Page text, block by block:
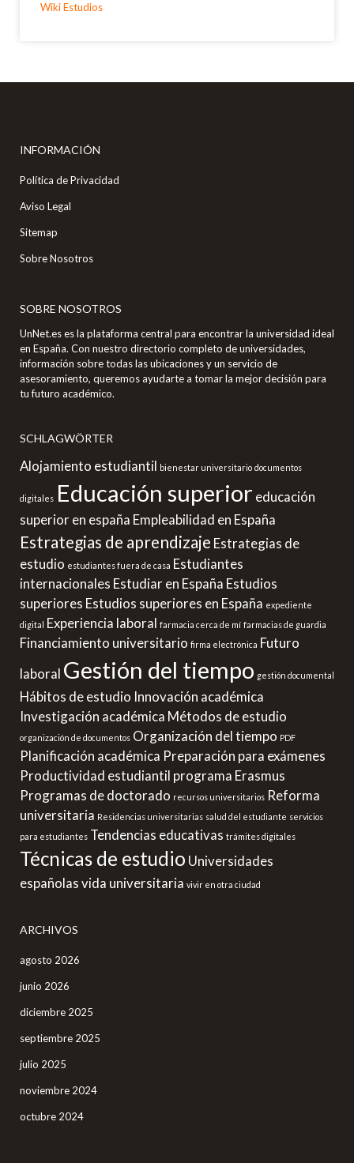
Wiki Estudios
INFORMACIÓN
Política de Privacidad
Aviso Legal
Sitemap
Sobre Nosotros
SOBRE NOSOTROS
UnNet.es es la plataforma central para encontrar la universidad ideal
en España. Con nuestro directorio completo de universidades,
información sobre todas las ubicaciones y un servicio de
asesoramiento, queremos ayudarte a tomar la mejor decisión para
tu futuro académico.
SCHLAGWÖRTER
Alojamiento estudiantil bienestar universitario documentos
digitales Educación superior educación
superior en españa Empleabilidad en España
Estrategias de aprendizaje Estrategias de
estudio estudiantes fuera de casa Estudiantes
internacionales Estudiar en España Estudios
superiores Estudios superiores en España expediente
digital Experiencia laboral farmacia cerca de mí farmacias de guardia
Financiamiento universitario firma electrónica Futuro
laboral Gestión del tiempo gestión documental
Hábitos de estudio Innovación académica
Investigación académica Métodos de estudio
organización de documentos Organización del tiempo PDF
Planificación académica Preparación para exámenes
Productividad estudiantil programa Erasmus
Programas de doctorado recursos universitarios Reforma
universitaria Residencias universitarias salud del estudiante servicios
para estudiantes Tendencias educativas trámites digitales
Técnicas de estudio Universidades
españolasvida universitaria vivir en otra ciudad
ARCHIVOS
agosto 2026
junio 2026
diciembre 2025
septiembre 2025
julio 2025
noviembre 2024
octubre 2024